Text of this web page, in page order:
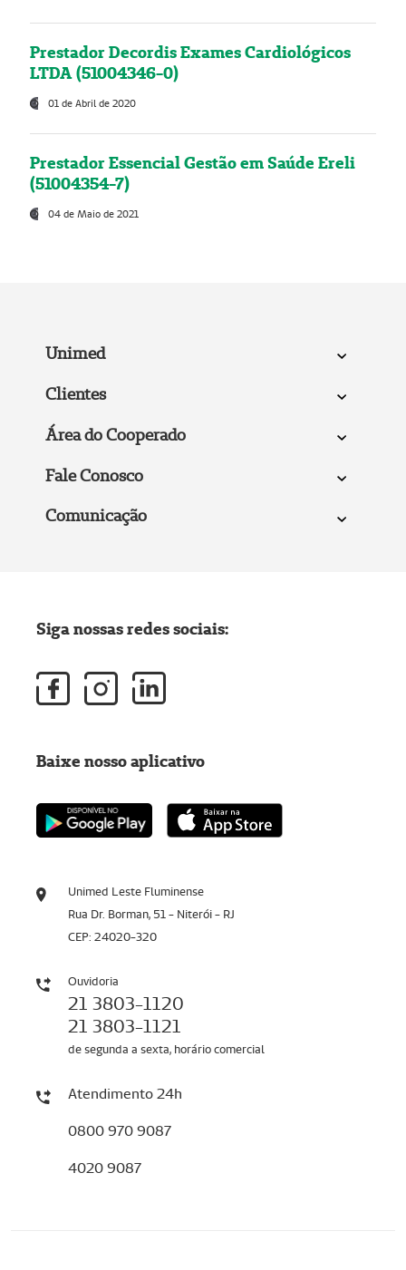
Prestador Decordis Exames Cardiológicos
LTDA (51004346-0)
01 de Abril de 2020
Prestador Essencial Gestão em Saúde Ereli
(51004354-7)
04 de Maio de 2021
Unimed
Clientes
Área do Cooperado
Fale Conosco
Comunicação
Unimed Leste Fluminense
Rua Dr. Borman, 51 - Niterói - RJ
CEP: 24020-320
Ouvidoria
21 3803-1120
21 3803-1121
de segunda a sexta, horário comercial
Atendimento 24h
0800 970 9087
4020 9087
Siga nossas redes sociais:
Baixe nosso aplicativo